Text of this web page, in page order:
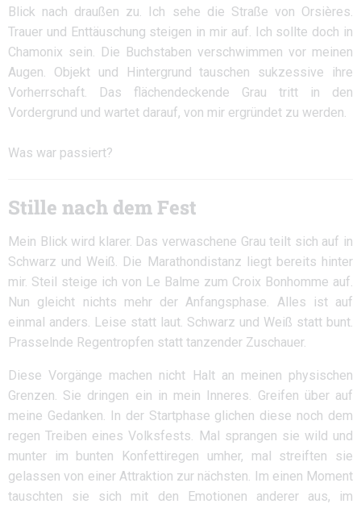
Blick nach draußen zu. Ich sehe die Straße von Orsières.
Trauer und Enttäuschung steigen in mir auf. Ich sollte doch in
Chamonix sein. Die Buchstaben verschwimmen vor meinen
Augen. Objekt und Hintergrund tauschen sukzessive ihre
Vorherrschaft. Das flächendeckende Grau tritt in den
Vordergrund und wartet darauf, von mir ergründet zu werden.
Was war passiert?
Stille nach dem Fest
Mein Blick wird klarer. Das verwaschene Grau teilt sich auf in
Schwarz und Weiß. Die Marathondistanz liegt bereits hinter
mir. Steil steige ich von Le Balme zum Croix Bonhomme auf.
Nun gleicht nichts mehr der Anfangsphase. Alles ist auf
einmal anders. Leise statt laut. Schwarz und Weiß statt bunt.
Prasselnde Regentropfen statt tanzender Zuschauer.
Diese Vorgänge machen nicht Halt an meinen physischen
Grenzen. Sie dringen ein in mein Inneres. Greifen über auf
meine Gedanken. In der Startphase glichen diese noch dem
regen Treiben eines Volksfests. Mal sprangen sie wild und
munter im bunten Konfettiregen umher, mal streiften sie
gelassen von einer Attraktion zur nächsten. Im einen Moment
tauschten sie sich mit den Emotionen anderer aus, im